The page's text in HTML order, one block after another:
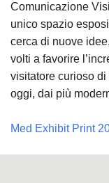
Comunicazione
unico spazio
cerca di nuove
volti a favorire
visitatore curioso
oggi, dai più
Med Exhibit Print